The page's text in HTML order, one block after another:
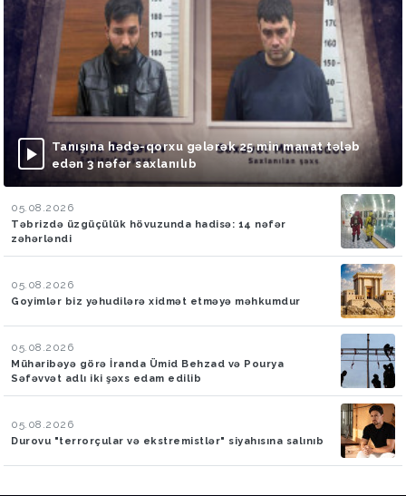
Tanışına hədə-qorxu gələrək 25 min manat tələb
edən 3 nəfər saxlanılıb
05.08.2026
Təbrizdə üzgüçülük hövuzunda hadisə: 14 nəfər
zəhərləndi
05.08.2026
Goyimlər biz yəhudilərə xidmət etməyə məhkumdur
05.08.2026
Müharibəyə görə İranda Ümid Behzad və Pourya
Səfəvvət adlı iki şəxs edam edilib
05.08.2026
Durovu "terrorçular və ekstremistlər" siyahısına salınıb